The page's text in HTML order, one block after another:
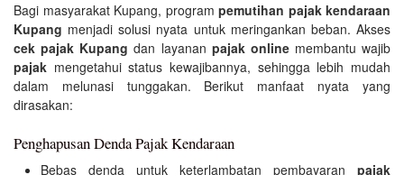
Bagi masyarakat Kupang, program pemutihan pajak kendaraan
Kupang menjadi solusi nyata untuk meringankan beban. Akses
cek pajak Kupang dan layanan pajak onlinemembantu wajib
pajak mengetahui status kewajibannya, sehingga lebih mudah
dalam melunasi tunggakan. Berikut manfaat nyata yang
dirasakan:
Penghapusan Denda Pajak Kendaraan
Bebas denda untuk keterlambatan pembayaran pajak